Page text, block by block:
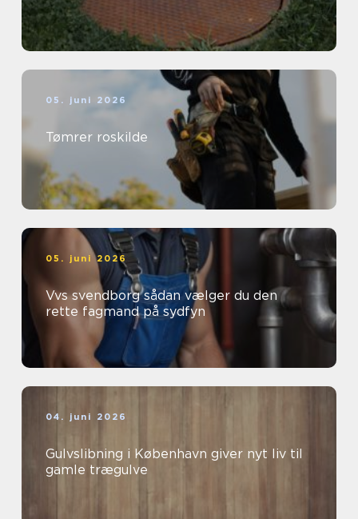
05. juni 2026
Tømrer roskilde
05. juni 2026
Vvs svendborg sådan vælger du den
rette fagmand på sydfyn
04. juni 2026
Gulvslibning i København giver nyt liv til
gamle trægulve